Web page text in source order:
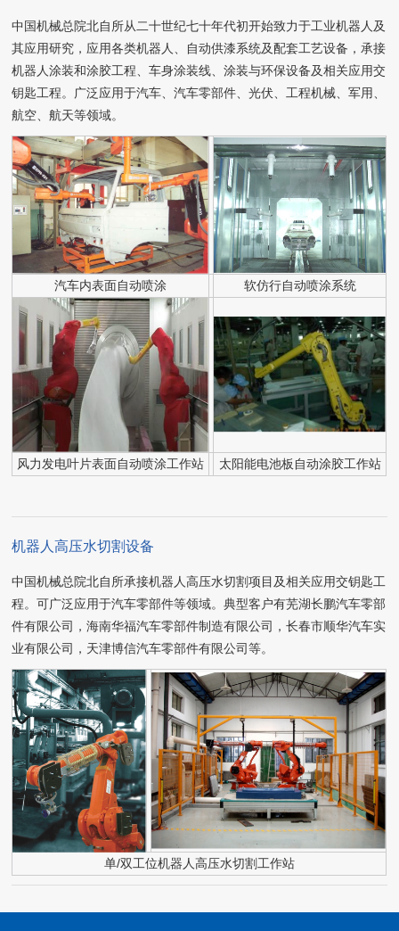
中国机械总院北自所从二十世纪七十年代初开始致力于工业机器人及
其应用研究，应用各类机器人、自动供漆系统及配套工艺设备，承接
机器人涂装和涂胶工程、车身涂装线、涂装与环保设备及相关应用交
钥匙工程。广泛应用于汽车、汽车零部件、光伏、工程机械、军用、
航空、航天等领域。
汽车内表面自动喷涂 软仿行自动喷涂系统
风力发电叶片表面自动喷涂工作站 太阳能电池板自动涂胶工作站
机器人高压水切割设备
中国机械总院北自所承接机器人高压水切割项目及相关应用交钥匙工
程。可广泛应用于汽车零部件等领域。典型客户有芜湖长鹏汽车零部
件有限公司，海南华福汽车零部件制造有限公司，长春市顺华汽车实
业有限公司，天津博信汽车零部件有限公司等。
单/双工位机器人高压水切割工作站